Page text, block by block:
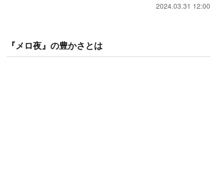
2024.03.31 12:00
『メロ夜』の豊かさとは